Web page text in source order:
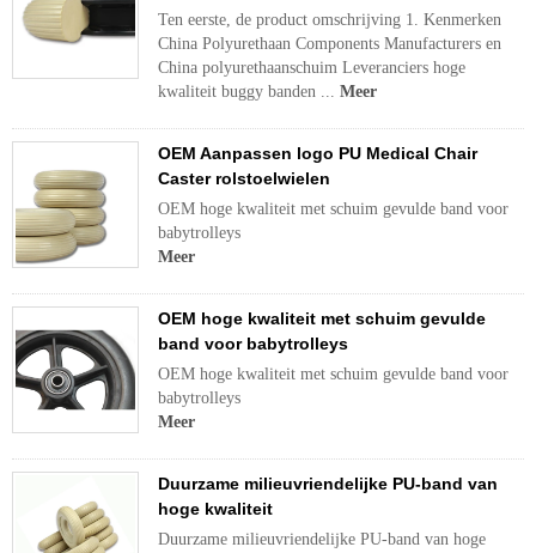
Ten eerste, de product omschrijving 1. Kenmerken
China Polyurethaan Components Manufacturers en
China polyurethaanschuim Leveranciers hoge
kwaliteit buggy banden ... Meer
OEM Aanpassen logo PU Medical Chair
Caster rolstoelwielen
OEM hoge kwaliteit met schuim gevulde band voor
babytrolleys
Meer
OEM hoge kwaliteit met schuim gevulde
band voor babytrolleys
OEM hoge kwaliteit met schuim gevulde band voor
babytrolleys
Meer
Duurzame milieuvriendelijke PU-band van
hoge kwaliteit
Duurzame milieuvriendelijke PU-band van hoge